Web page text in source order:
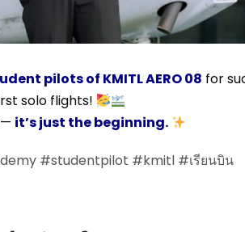
pilots of KMITL AERO 08 for
solo flights!
it’s just the beginning.
#studentpilot #kmitl #เรียนบิน